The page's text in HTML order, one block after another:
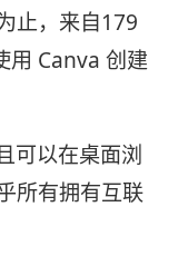
止，来自179
用 Canva 创建
可以在桌面浏
所有拥有互联